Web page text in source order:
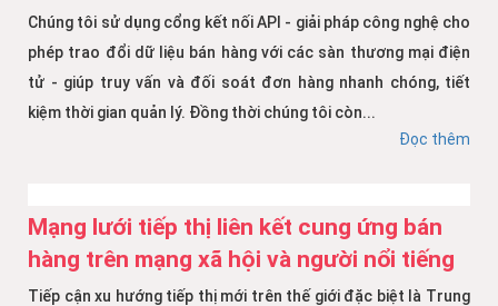
Chúng tôi sử dụng cổng kết nối API - giải pháp công nghệ cho
phép trao đổi dữ liệu bán hàng với các sàn thương mại điện
tử - giúp truy vấn và đối soát đơn hàng nhanh chóng, tiết
kiệm thời gian quản lý. Đồng thời chúng tôi còn...
Đọc thêm
Mạng lưới tiếp thị liên kết cung ứng bán
hàng trên mạng xã hội và người nổi tiếng
Tiếp cận xu hướng tiếp thị mới trên thế giới đặc biệt là Trung